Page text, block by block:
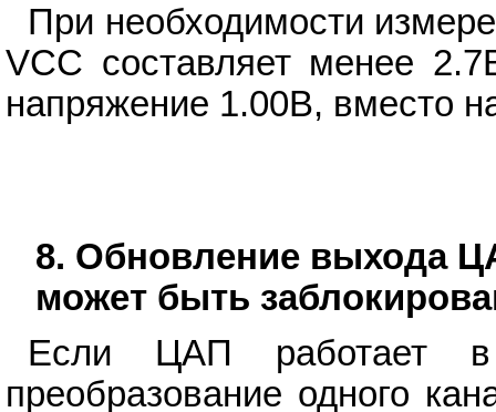
При необходимости
VCC составляет менее
напряжение 1.00В, вместо
8. Обновление выхода
может быть
Если ЦАП работает в
преобразование одного